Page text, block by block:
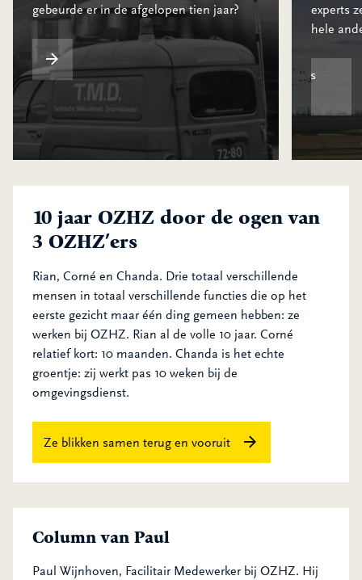
gebeurde er in de afgelopen tien jaar?
Reis mee door de tijd
experts
hele
Kijk door de bril van onze experts
10 jaar OZHZ door de ogen van
3 OZHZ’ers
Rian, Corné en Chanda. Drie totaal verschillende
mensen in totaal verschillende functies die op het
eerste gezicht maar één ding gemeen hebben: ze
werken bij OZHZ. Rian al de volle 10 jaar. Corné
relatief kort: 10 maanden. Chanda is het echte
groentje: zij werkt pas 10 weken bij de
omgevingsdienst.
Ze blikken samen terug en vooruit
Column van Paul
Paul Wijnhoven, Facilitair Medewerker bij OZHZ. Hij